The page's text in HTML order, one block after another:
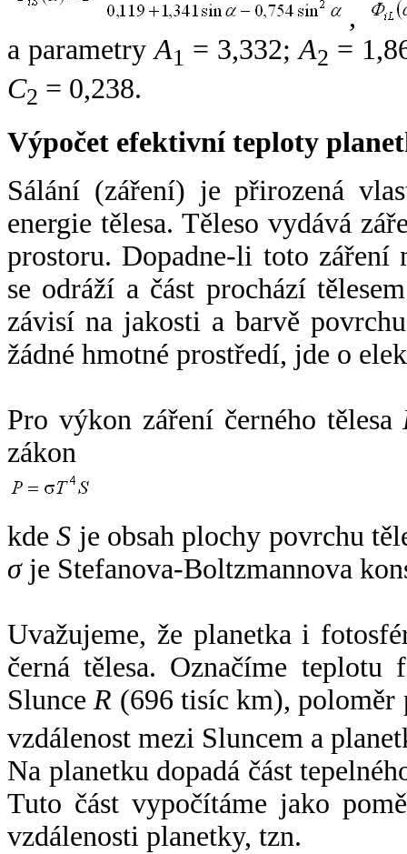
,
a parametryA1 = 3,332;A2 =
C2 = 0,238.
Výpočet efektivní teploty
Sálání (záření) je přirozená
energie tělesa. Těleso vydává
prostoru. Dopadne-li toto záření
se odráží a část prochází
závisí na jakosti a barvě
žádné hmotné prostředí, jde o
Pro výkon záření černého tělesa
zákon
kdeS je obsah plochy povrchu
σje Stefanova-Boltzmannova
Uvažujeme, že planetka i
černá tělesa. Označíme
SlunceR (696 tisíc km),
vzdálenost mezi Sluncem a
Na planetku dopadá část
Tuto část vypočítáme jako
vzdálenosti planetky, tzn.